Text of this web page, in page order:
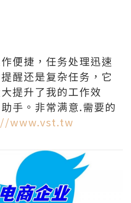
便捷，任务处理迅速
醒还是复杂任务，它
提升了我的工作效
手。非常满意.需要的
www.vst.tw